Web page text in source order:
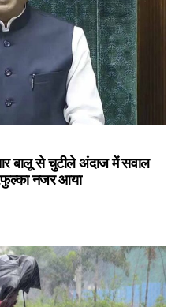
बालू से चुटीले अंदाज में सवाल
नजर आया